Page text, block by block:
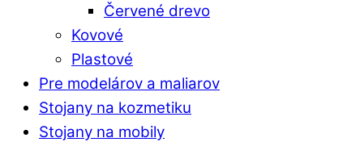
Červené drevo
Kovové
Plastové
Pre modelárov a maliarov
Stojany na kozmetiku
Stojany na mobily